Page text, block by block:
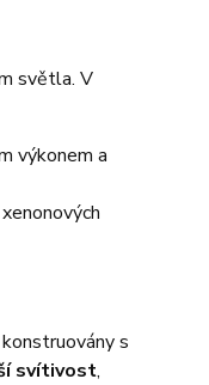
světla. V
výkonem a
s
svítivost,